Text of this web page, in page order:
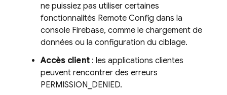
ne puissiez pas utiliser certaines
fonctionnalités Remote Config dans la
console Firebase, comme le chargement de
données ou la configuration du ciblage.
Accès client : les applications clientes
peuvent rencontrer des erreurs
PERMISSION_DENIED.